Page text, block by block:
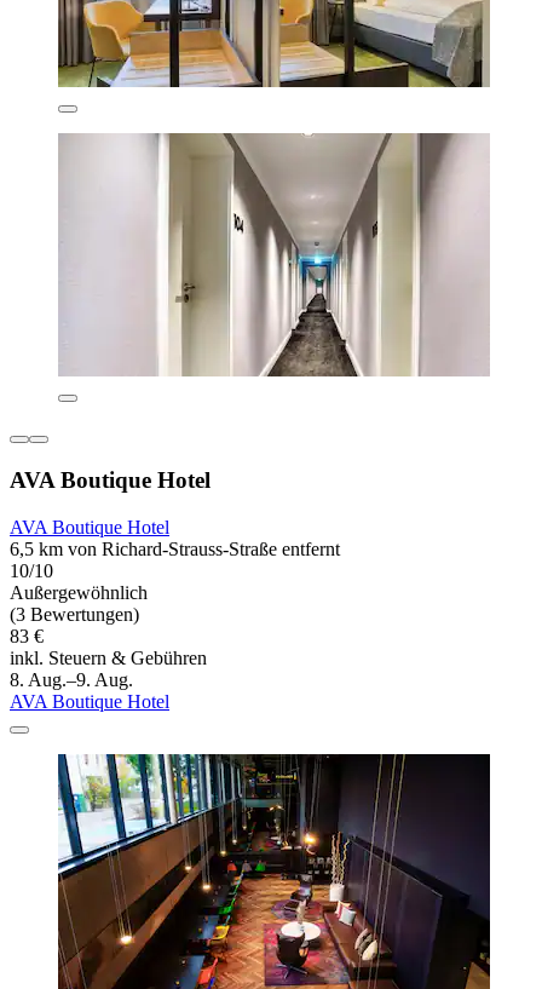
AVA Boutique Hotel
AVA Boutique Hotel
6,5 km von Richard-Strauss-Straße entfernt
10/10
Außergewöhnlich
(3 Bewertungen)
83 €
inkl. Steuern & Gebühren
8. Aug.–9. Aug.
AVA Boutique Hotel